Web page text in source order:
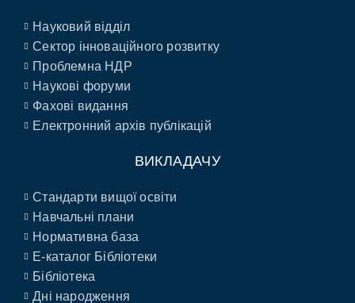
Науковий відділ
Сектор інноваційного розвитку
Проблемна НДР
Наукові форуми
Фахові видання
Електронний архів публікацій
ВИКЛАДАЧУ
Стандарти вищої освіти
Навчальні плани
Нормативна база
E-каталог Бібліотеки
Бібліотека
Дні народження